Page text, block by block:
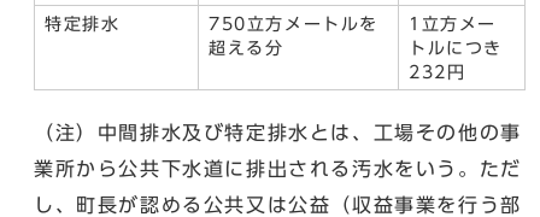
特定排水
750立方メートルを
超える分
1立方メー
トルにつき
232円
（注）中間排水及び特定排水とは、工場その他の事
業所から公共下水道に排出される汚水をいう。ただ
し、町長が認める公共又は公益（収益事業を行う部